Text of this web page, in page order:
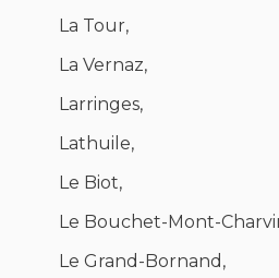
La Tour,
La Vernaz,
Larringes,
Lathuile,
Le Biot,
Le Bouchet-Mont-
Le Grand-Bornand,